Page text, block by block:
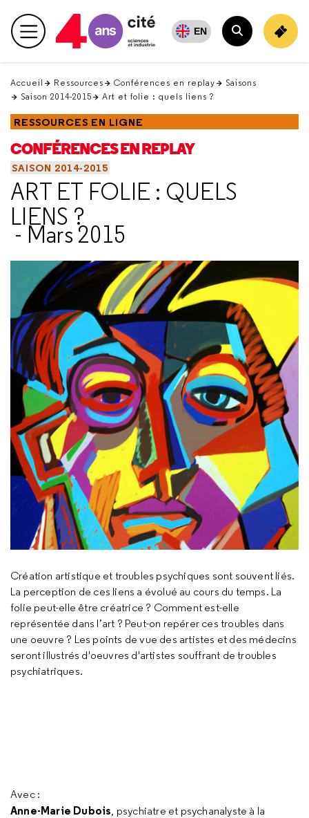
en
haut Menu principal EN
Rechercher
Accueil Ressources Conférences en replay
Saisons
Saison 2014-2015
Art et folie : quels liens ?
RESSOURCES EN LIGNE
CONFÉRENCES EN REPLAY
SAISON 2014-2015
ART ET FOLIE : QUELS
LIENS ?
- Mars 2015
Création artistique et troubles psychiques sont souvent liés.
La perception de ces liens a évolué au cours du temps. La
folie peut-elle être créatrice ? Comment est-elle
représentée dans l’art ? Peut-on repérer ces troubles dans
une oeuvre ? Les points de vue des artistes et des médecins
seront illustrés d'oeuvres d'artistes souffrant de troubles
psychiatriques.
Avec :
Anne-Marie Dubois, psychiatre et psychanalyste à la